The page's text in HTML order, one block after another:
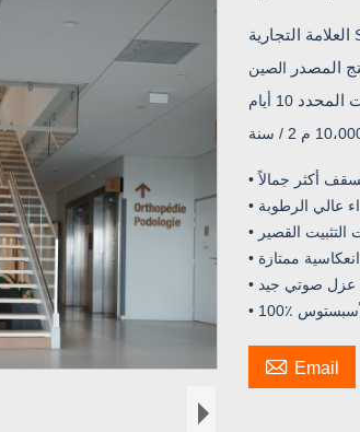
العلامة التجارية
المصدر الصين
المحدد 10 أيام
م 2 / سنة
أكثر جمالاً
عالي الرطوبة
القصير
• انعكاسية ممتازة
• عزل صوتي جيد
الأسبستوس
 Email